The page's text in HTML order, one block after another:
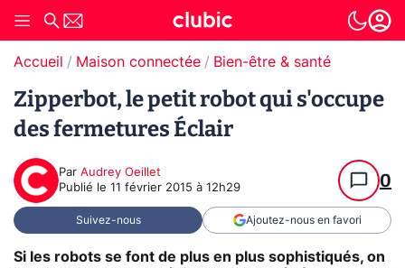
Accueil Maison connectée Bien-être & santé
Zipperbot, le petit robot qui s'occupe
des fermetures Éclair
Par Audrey Oeillet
Publié le 11 février 2015 à 12h29 0
Suivez-nous Ajoutez-nous en favori
Si les robots se font de plus en plus sophistiqués, on